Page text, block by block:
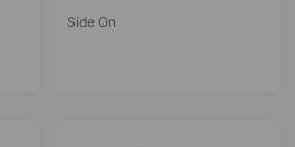
Side On